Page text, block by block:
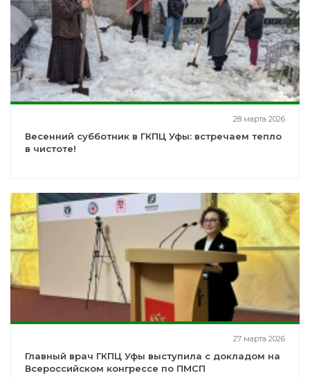
28 марта 2026
Весенний субботник в ГКПЦ Уфы: встречаем тепло
в чистоте!
27 марта 2026
Главный врач ГКПЦ Уфы выступила с докладом на
Всероссийском конгрессе по ПМСП